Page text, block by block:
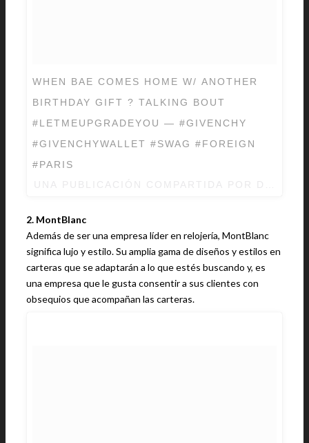
WHEN BAE COMES HOME W/ ANOTHER
BIRTHDAY GIFT ? TALKING BOUT
#LETMEUPGRADEYOU — #GIVENCHY
#GIVENCHYWALLET #SWAG #FOREIGN
#PARIS
2. MontBlanc
Además de ser una empresa líder en relojería, MontBlanc
significa lujo y estilo. Su amplia gama de diseños y estilos en
carteras que se adaptarán a lo que estés buscando y, es
una empresa que le gusta consentir a sus clientes con
obsequios que acompañan las carteras.